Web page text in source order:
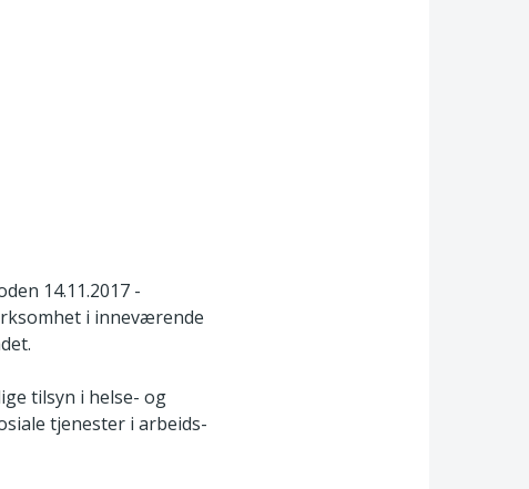
14.11.2017 -
i inneværende
tilsyn i helse- og
tjenester i arbeids-